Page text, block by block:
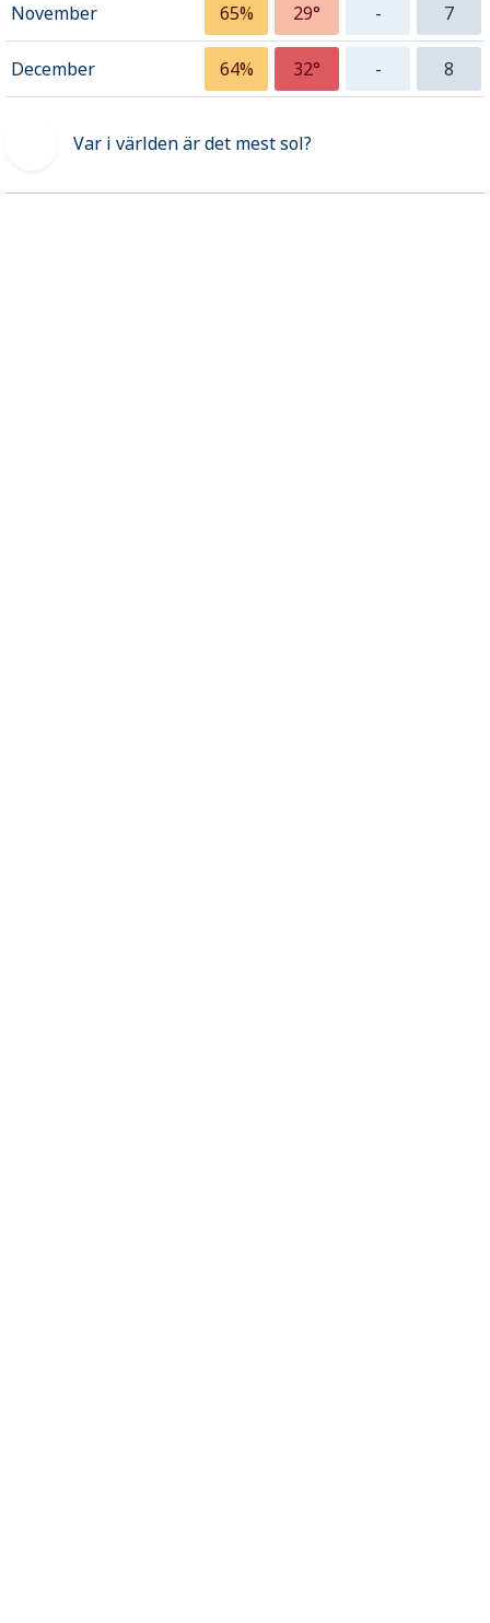
November 65% 29° - 7
December 64% 32° - 8
Var i världen är det mest sol?